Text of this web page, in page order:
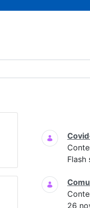
- Eventi
Ricerca
Flash
26